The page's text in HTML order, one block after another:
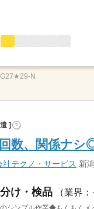
N
] ?
数、関係ナ
社テクノ・サービス 新
け・検品 （業界